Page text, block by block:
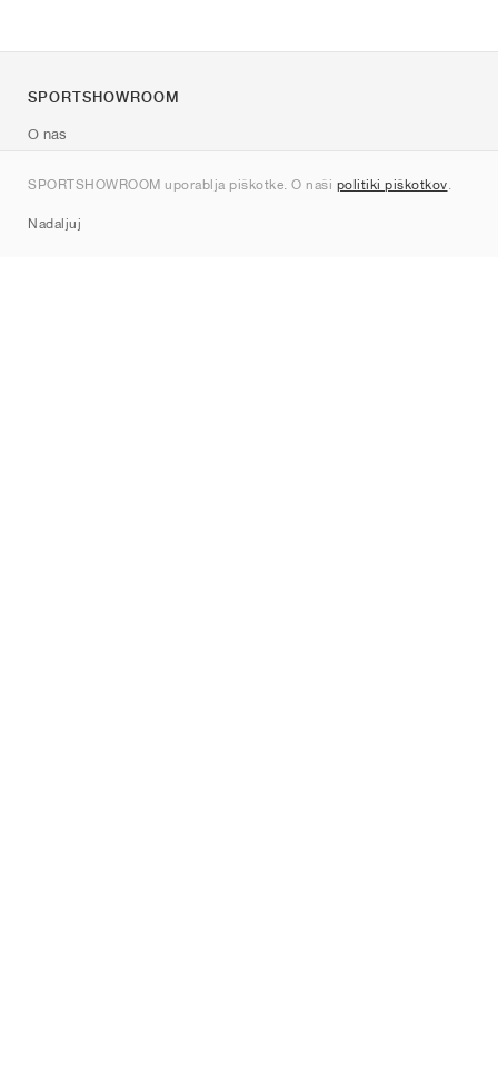
SPORTSHOWROOM uporablja piškotke. O naši politiki piškotkov.
Nadaljuj
SPORTSHOWROOM
O nas